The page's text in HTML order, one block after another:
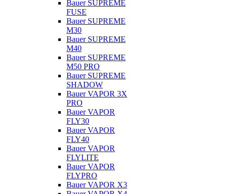
Bauer SUPREME
FUSE
Bauer SUPREME
M30
Bauer SUPREME
M40
Bauer SUPREME
M50 PRO
Bauer SUPREME
SHADOW
Bauer VAPOR 3X
PRO
Bauer VAPOR
FLY30
Bauer VAPOR
FLY40
Bauer VAPOR
FLYLITE
Bauer VAPOR
FLYPRO
Bauer VAPOR X3